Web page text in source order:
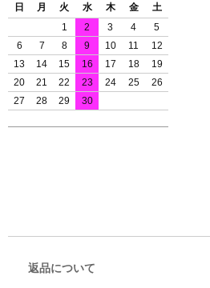
日
月 火 水 木 金
土
1
2 3 4
5
6
7 8 9 10 11
12
13
14 15 16 17 18
19
20
21 22 23 24 25
26
27
28 29 30
返品について